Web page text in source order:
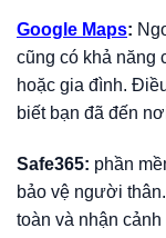
Google Maps:
cũng có khả năng
hoặc gia đình.
biết bạn đã đến
Safe365: phần
bảo vệ người
toàn và nhận